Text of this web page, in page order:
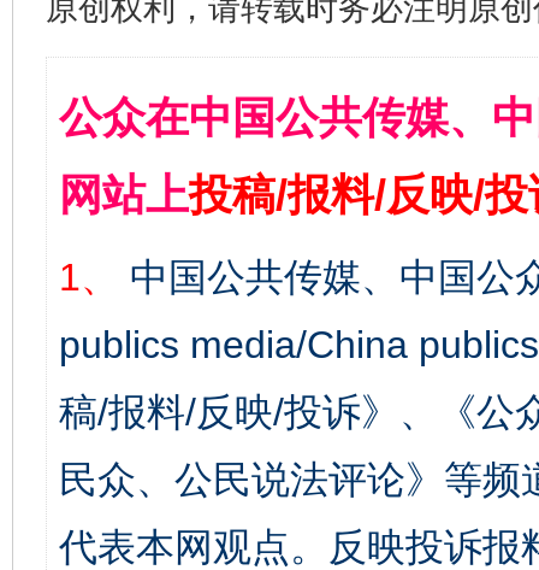
原创权利，请转载时务必注明原
公众在中国公共传媒、
网站上投稿/报料/反映/
1、
中国公共传媒、中国公
publics media/China
稿/报料/反映/投诉》、《公
民众、公民说法评论》等
代表本网观点。反映投诉